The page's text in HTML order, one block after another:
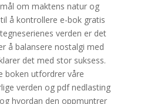
om maktens natur og
å kontrollere e-bok gratis
verden er det
å balansere nostalgi med
det med stor suksess.
boken utfordrer våre
verden og pdf nedlasting
hvordan den oppmuntrer